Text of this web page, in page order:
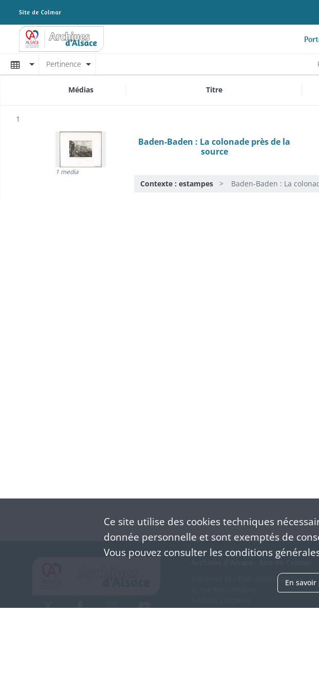
Archives Alsace - Colmar
AffichagePertinence
Médias Titre
Résultat n°
1
1 media
Baden-Baden : La colonade près de la
source
Contexte : estampes Baden-Baden : La
Bâtiment M / Cité administrative
(+33) 3 89 21 97 00
Ce site utilise des cookiestechniques
donnée personnelle et sont exemptés de
Vous pouvez consulter les conditions
En savoir